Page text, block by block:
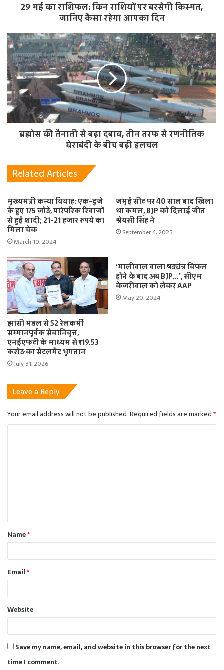
29 मई का राशिफल: किन राशियों पर बरसेगी किस्मत,
जानिए कैसा रहेगा आपका दिन
ब्रह्मोस की तैनाती से बढ़ा दबाव, तीन तरफ से रणनीतिक
घेराबंदी के बीच बढ़ी हलचल
Related Articles
मुख्यमंत्री कन्या विवाह: एक-दूजे
के हुए 175 जोड़े, पारंपरिक रिवाजों
से हुई शादी; 21-21 हजार रुपये का
मिला चेक
March 10, 2024
जमुई सीट पर 40 साल बाद खिला
था कमल, BJP को दिलाई जीत
श्रेयसी सिंह ने
September 4, 2025
झांसी मंडल से 52 रेलकर्मी
सम्मानपूर्वक सेवानिवृत्त,
एनईएफटी के माध्यम से ₹19.53
करोड़ का सेटलमेंट भुगतान
July 31, 2026
‘मालीवाल वाला षड्यंत्र विफल
होने के बाद अब BJP…’, सीएम
केजरीवाल को लेकर AAP
May 20, 2024
Leave a Reply
Your email address will not be published.Required fields are marked*
t
*Name*
Email*
Website
Save my name, email, and website in this browser for the next
time I comment.